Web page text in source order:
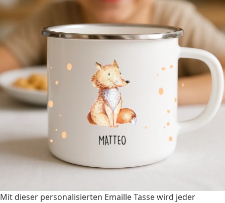
Mit dieser personalisierten Emaille Tasse wird jeder